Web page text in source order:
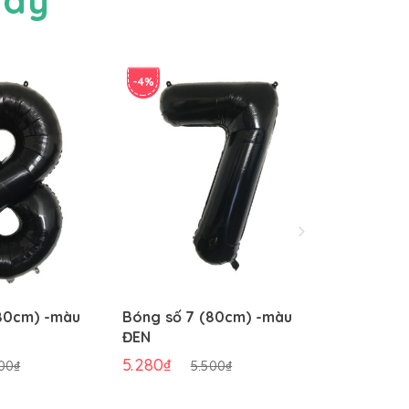
-màu
-4%
Bóng số 7 (80cm) -màu
ĐEN
5.280₫ 5.500₫